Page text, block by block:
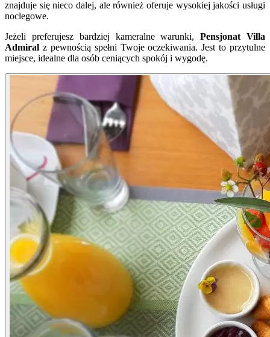
znajduje się nieco dalej, ale również oferuje wysokiej jakości usługi
noclegowe.
Jeżeli preferujesz bardziej kameralne warunki,Pensjonat Villa
Admiral z pewnością spełni Twoje oczekiwania. Jest to przytulne
miejsce, idealne dla osób ceniących spokój i wygodę.